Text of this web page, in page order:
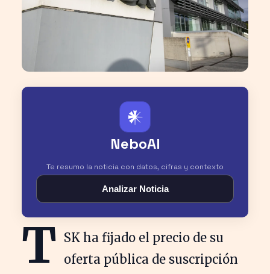
𒀭
NeboAI
Te resumo la noticia con datos, cifras y contexto
Analizar Noticia
T SK ha fijado el precio de su
oferta pública de suscripción